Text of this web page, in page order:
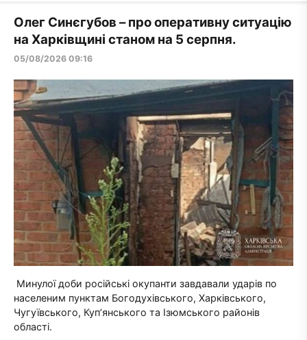
Олег Синєгубов – про оперативну ситуацію
на Харківщині станом на 5 серпня.
05/08/2026 09:16
Минулої доби російські окупанти завдавали ударів по
населеним пунктам Богодухівського, Харківського,
Чугуївського, Куп’янського та Ізюмського районів
області.